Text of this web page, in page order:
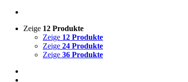
Zeige 12 Produkte
Zeige 12 Produkte
Zeige 24 Produkte
Zeige 36 Produkte